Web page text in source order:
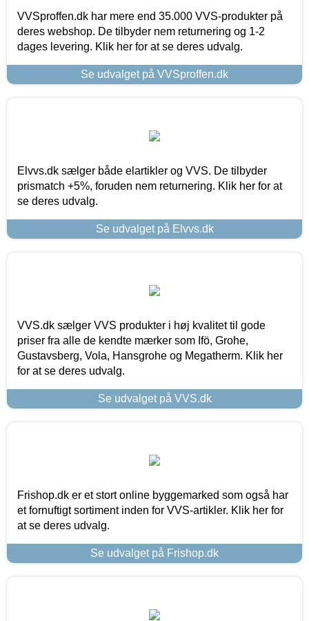
VVSproffen.dk har mere end 35.000 VVS-produkter på
deres webshop. De tilbyder nem returnering og 1-2
dages levering. Klik her for at se deres udvalg.
Se udvalget på VVSproffen.dk
Elvvs.dk sælger både elartikler og VVS. De tilbyder
prismatch +5%, foruden nem returnering. Klik her for at
se deres udvalg.
Se udvalget på Elvvs.dk
VVS.dk sælger VVS produkter i høj kvalitet til gode
priser fra alle de kendte mærker som Ifö, Grohe,
Gustavsberg, Vola, Hansgrohe og Megatherm. Klik her
for at se deres udvalg.
Se udvalget på VVS.dk
Frishop.dk er et stort online byggemarked som også har
et fornuftigt sortiment inden for VVS-artikler. Klik her for
at se deres udvalg.
Se udvalget på Frishop.dk